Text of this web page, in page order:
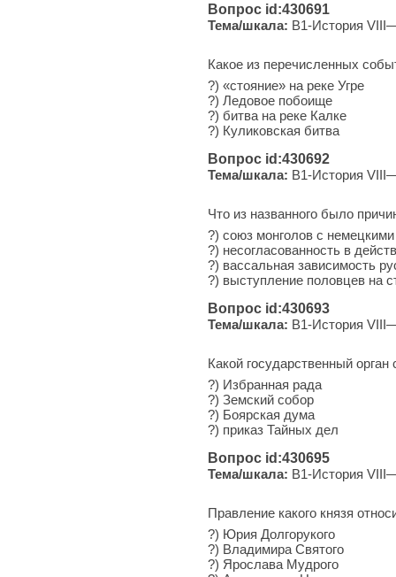
Вопрос id:430691
Тема/шкала: B1-История
Какое из перечисленных
?) «стояние» на реке Угре
?) Ле­до­вое побоище
?) битва на реке Калке
?) Ку­ли­ков­ская битва
Вопрос id:430692
Тема/шкала: B1-История
Что из названного было
?) союз монголов с
?) несогласованность в
?) вассальная зависимость
?) выступление половцев на
Вопрос id:430693
Тема/шкала: B1-История
Какой государственный
?) Из­бран­ная рада
?) Зем­ский собор
?) Бо­яр­ская дума
?) при­каз Тайных дел
Вопрос id:430695
Тема/шкала: B1-История
Правление какого князя
?) Юрия Долгорукого
?) Вла­ди­ми­ра Святого
?) Яро­сла­ва Мудрого